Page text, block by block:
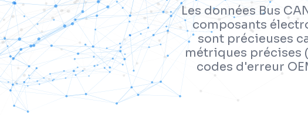
Les données Bus
composants
sont précieuses
métriques précises
codes d'erreur